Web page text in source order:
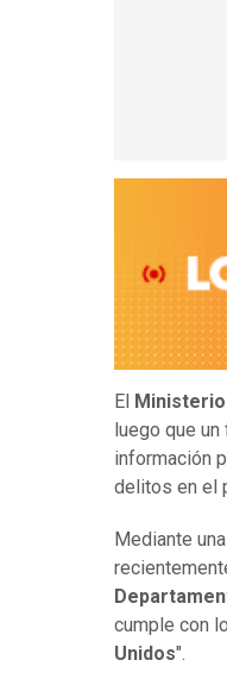
El
luego que
información
delitos en el
Mediante
cumple con
Unidos".